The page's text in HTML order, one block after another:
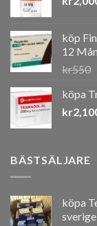
köp
12
kr550
köpa
kr
BÄSTSÄLJARE
köpa
sverige